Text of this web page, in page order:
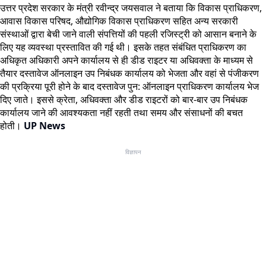
उत्तर प्रदेश सरकार के मंत्री रवीन्द्र जयसवाल ने बताया कि विकास प्राधिकरण,
आवास विकास परिषद, औद्योगिक विकास प्राधिकरण सहित अन्य सरकारी
संस्थाओं द्वारा बेची जाने वाली संपत्तियों की पहली रजिस्ट्री को आसान बनाने के
लिए यह व्यवस्था प्रस्तावित की गई थी। इसके तहत संबंधित प्राधिकरण का
अधिकृत अधिकारी अपने कार्यालय से ही डीड राइटर या अधिवक्ता के माध्यम से
तैयार दस्तावेज ऑनलाइन उप निबंधक कार्यालय को भेजता और वहां से पंजीकरण
की प्रक्रिया पूरी होने के बाद दस्तावेज पुन: ऑनलाइन प्राधिकरण कार्यालय भेज
दिए जाते। इससे क्रेता, अधिवक्ता और डीड राइटरों को बार-बार उप निबंधक
कार्यालय जाने की आवश्यकता नहीं रहती तथा समय और संसाधनों की बचत
होती। UP News
विज्ञापन